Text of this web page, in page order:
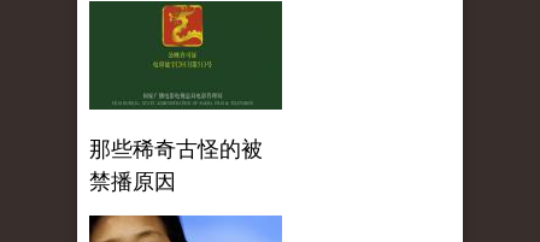
那些稀奇古怪的被
禁播原因